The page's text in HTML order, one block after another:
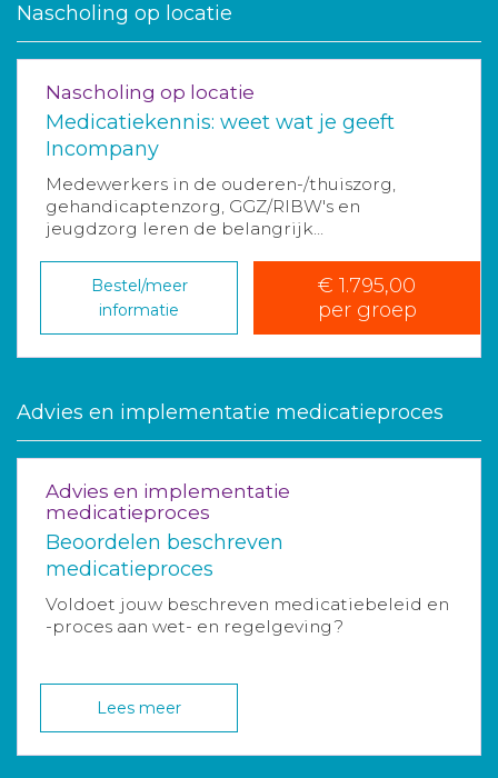
Nascholing op locatie
Nascholing op locatie
Medicatiekennis: weet wat je geeft
Incompany
Medewerkers in de ouderen-/thuiszorg,
gehandicaptenzorg, GGZ/RIBW's en
jeugdzorg leren de belangrijk...
Bestel/meer
informatie
€ 1.795,00
per groep
Advies en implementatie medicatieproces
Advies en implementatie
medicatieproces
Beoordelen beschreven
medicatieproces
Voldoet jouw beschreven medicatiebeleid en
-proces aan wet- en regelgeving?
Lees meer